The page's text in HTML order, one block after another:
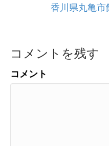
香川県丸亀
コメントを残す
コメント